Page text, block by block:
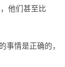
他们甚至比
事情是正确的，